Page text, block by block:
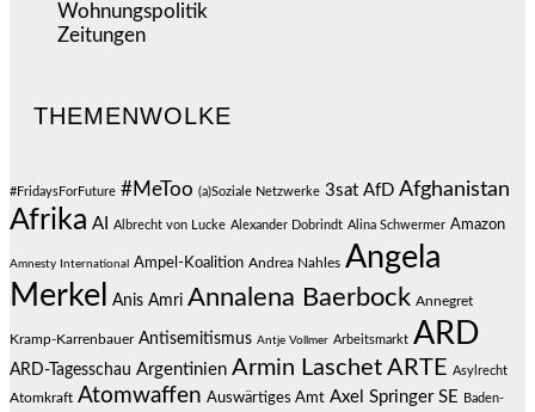
Wohnungspolitik
Zeitungen
THEMENWOLKE
#FridaysForFuture #MeToo (a)Soziale Netzwerke 3sat AfD Afghanistan
Afrika AI Albrecht von Lucke Alexander Dobrindt Alina Schwermer Amazon
Amnesty International Ampel-Koalition Andrea Nahles Angela
Merkel
Anis Amri Annalena Baerbock Annegret
Kramp-Karrenbauer Antisemitismus Antje Vollmer Arbeitsmarkt ARD
ARD-Tagesschau Argentinien Armin Laschet ARTE Asylrecht
Atomkraft Atomwaffen Auswärtiges Amt Axel Springer SE Baden-